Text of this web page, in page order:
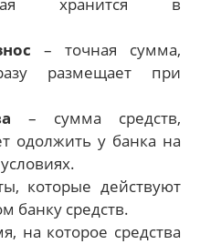
– точная сумма,
размещает при
– сумма средств,
одолжить у банка на
которые действуют
банку средств.
на которое средства